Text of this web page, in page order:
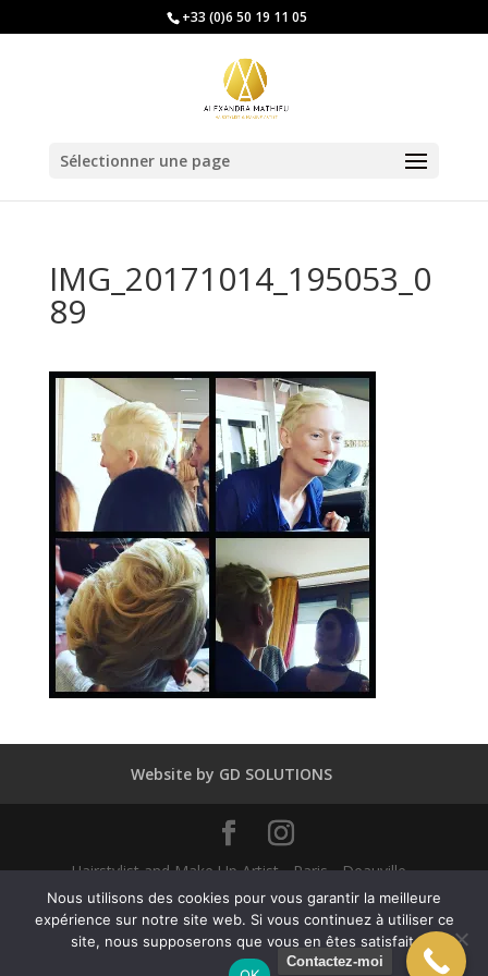
+33 (0)6 50 19 11 05
Sélectionner une page
IMG_20171014_195053_0
89
Website by GD SOLUTIONS
Hairstylist and Make Up Artist - Paris - Deauville -
Dubaï - New York - Alexandra Mathieu 2025
Contactez-moi
English(Anglais) Français
Nous utilisons des cookies pour vous garantir la meilleure
expérience sur notre site web. Si vous continuez à utiliser ce
site, nous supposerons que vous en êtes satisfait.